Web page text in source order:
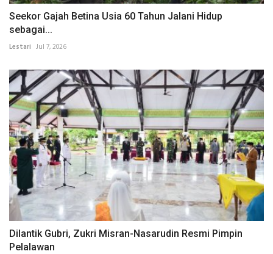
Seekor Gajah Betina Usia 60 Tahun Jalani Hidup
sebagai...
Lestari Jul 7, 2026
Dilantik Gubri, Zukri Misran-Nasarudin Resmi Pimpin
Pelalawan